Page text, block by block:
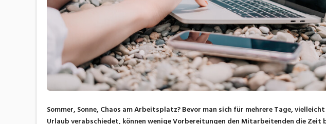
Sommer, Sonne, Chaos am Arbeitsplatz? Bevor man sich für mehrere Tage,
Urlaub verabschiedet, können wenige Vorbereitungen den Mitarbeitenden die Zeit